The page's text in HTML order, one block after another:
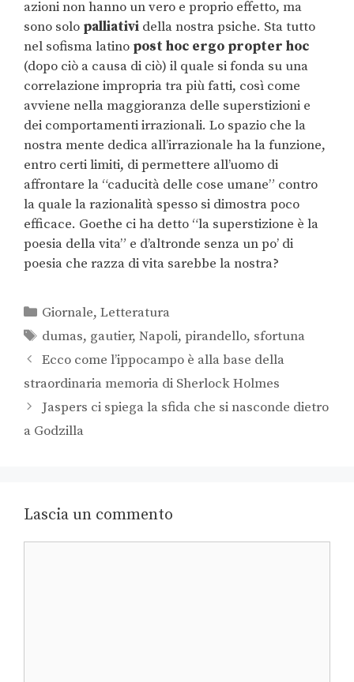
azioni non hanno un vero e proprio effetto, ma
sono solo palliativi della nostra psiche. Sta tutto
nel sofisma latino post hoc ergo propter hoc
(dopo ciò a causa di ciò) il quale si fonda su una
correlazione impropria tra più fatti, così come
avviene nella maggioranza delle superstizioni e
dei comportamenti irrazionali. Lo spazio che la
nostra mente dedica all’irrazionale ha la funzione,
entro certi limiti, di permettere all’uomo di
affrontare la “caducità delle cose umane” contro
la quale la razionalità spesso si dimostra poco
efficace. Goethe ci ha detto “la superstizione è la
poesia della vita” e d’altronde senza un po’ di
poesia che razza di vita sarebbe la nostra?
Giornale,Letteratura
dumas, gautier,Napoli,pirandello, sfortuna
Ecco come l’ippocampo è alla base della
straordinaria memoria di Sherlock Holmes
Jaspers ci spiega la sfida che si nasconde dietro
a Godzilla
Lascia un commento